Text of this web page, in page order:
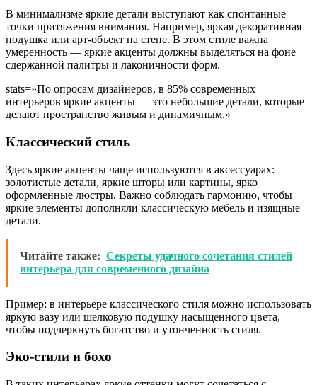
В минимализме яркие детали выступают как спонтанные
точки притяжения внимания. Например, яркая декоративная
подушка или арт-объект на стене. В этом стиле важна
умеренность — яркие акценты должны выделяться на фоне
сдержанной палитры и лаконичности форм.
stats=»По опросам дизайнеров, в 85% современных
интерьеров яркие акценты — это небольшие детали, которые
делают пространство живым и динамичным.»
Классический стиль
Здесь яркие акценты чаще используются в аксессуарах:
золотистые детали, яркие шторы или картины, ярко
оформленные люстры. Важно соблюдать гармонию, чтобы
яркие элементы дополняли классическую мебель и изящные
детали.
Читайте также: Секреты удачного сочетания стилей
интерьера для современного дизайна
Пример: в интерьере классического стиля можно использовать
яркую вазу или шелковую подушку насыщенного цвета,
чтобы подчеркнуть богатство и утонченность стиля.
Эко-стили и бохо